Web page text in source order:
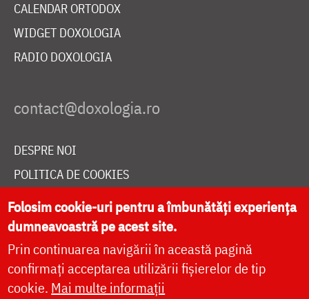
CALENDAR ORTODOX
WIDGET DOXOLOGIA
RADIO DOXOLOGIA
DESPRE NOI
POLITICA DE COOKIES
DONEAZĂ ONLINE PENTRU CATEDRALA NAȚIONALĂ
LIVE
Folosim cookie-uri pentru a îmbunătăți experiența
dumneavoastră pe acest site.
Prin continuarea navigării în această pagină
confirmați acceptarea utilizării fișierelor de tip
cookie. Mai multe informații